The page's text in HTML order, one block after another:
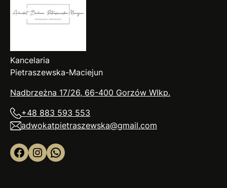
Kancelaria
Pietraszewska-Maciejun
Nadbrzeżna 17/26, 66-400 Gorzów Wlkp.
+48 883 593 553
adwokatpietraszewska@gmail.com
Facebook Instagram WhatsApp